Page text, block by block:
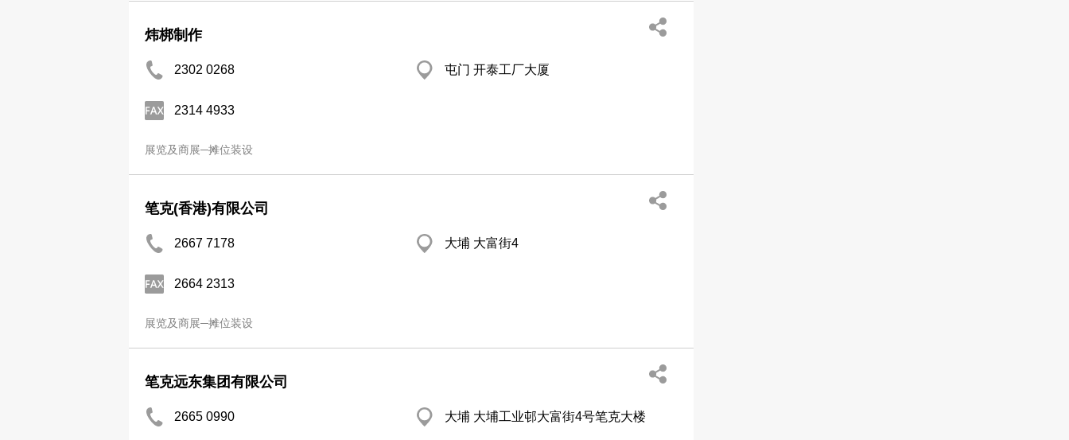
炜梆制作
2302 0268 屯门 开泰工厂大厦
2314 4933
展览及商展─摊位装设
笔克(香港)有限公司
2667 7178 大埔 大富街4
2664 2313
展览及商展─摊位装设
笔克远东集团有限公司
2665 0990 大埔 大埔工业邨大富街4号笔克大楼